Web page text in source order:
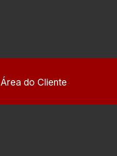
Área do Cliente